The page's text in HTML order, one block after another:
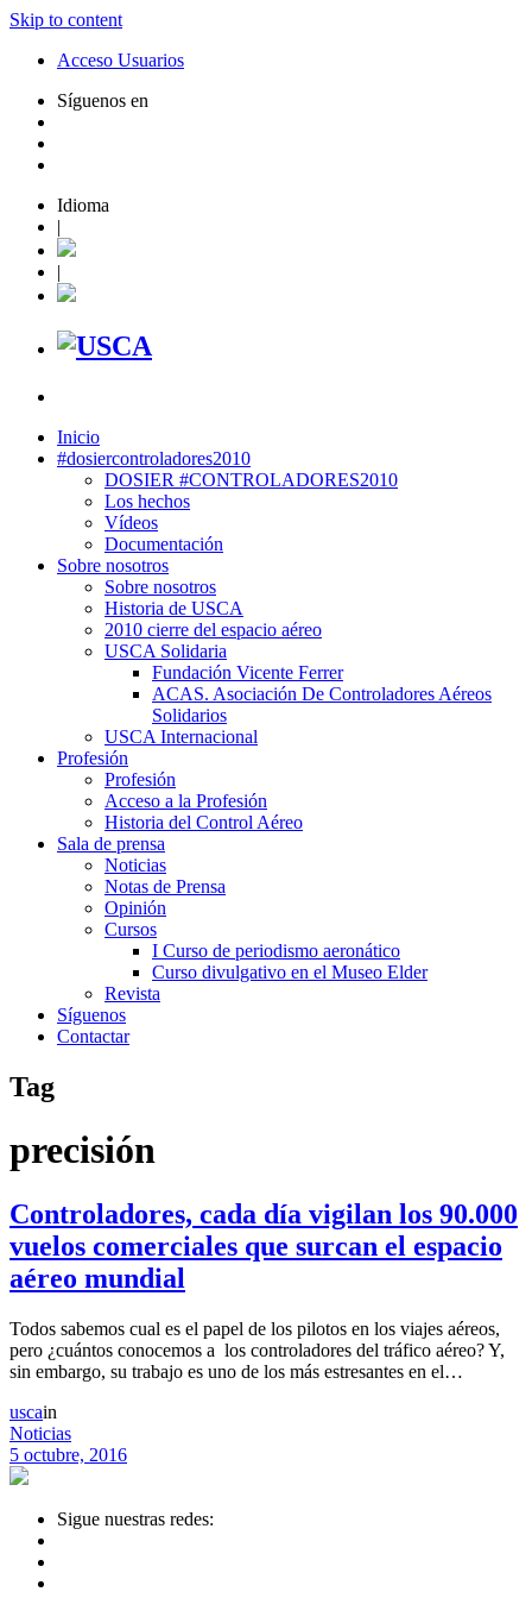
Skip to content
Acceso Usuarios
Síguenos en
Idioma
|
|
Inicio
#dosiercontroladores2010
DOSIER #CONTROLADORES2010
Los hechos
Vídeos
Documentación
Sobre nosotros
Sobre nosotros
Historia de USCA
2010 cierre del espacio aéreo
USCA Solidaria
Fundación Vicente Ferrer
ACAS. Asociación De Controladores Aéreos
Solidarios
USCA Internacional
Profesión
Profesión
Acceso a la Profesión
Historia del Control Aéreo
Sala de prensa
Noticias
Notas de Prensa
Opinión
Cursos
I Curso de periodismo aeronático
Curso divulgativo en el Museo Elder
Revista
Síguenos
Contactar
Tag
precisión
Controladores, cada día vigilan los 90.000
vuelos comerciales que surcan el espacio
aéreo mundial
Todos sabemos cual es el papel de los pilotos en los viajes aéreos,
pero ¿cuántos conocemos a los controladores del tráfico aéreo? Y,
sin embargo, su trabajo es uno de los más estresantes en el…
uscain
Noticias
5 octubre, 2016
Sigue nuestras redes: